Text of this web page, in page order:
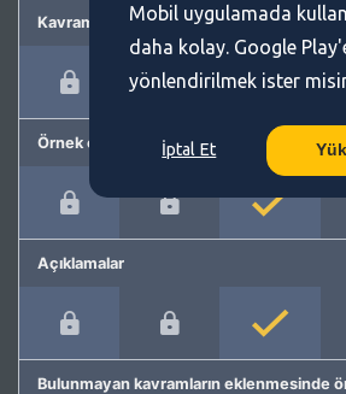
Kavram önerme
Örnek cümleler
Açıklamalar
Bulunmayan kavramların eklenmesinde
Mobil uygulamada
daha kolay. Google
yönlendirilmek ister
İptal Et